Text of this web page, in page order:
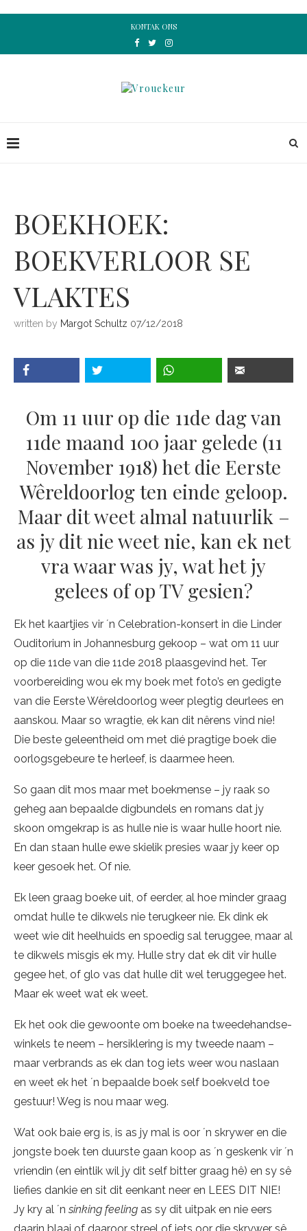
KONTAK ONS
BOEKHOEK:
BOEKVERLOOR SE
VLAKTES
written by Margot Schultz 07/12/2018
Om 11 uur op die 11de dag van
11de maand 100 jaar gelede (11
November 1918) het die Eerste
Wêreldoorlog ten einde geloop.
Maar dit weet almal natuurlik –
as jy dit nie weet nie, kan ek net
vra waar was jy, wat het jy
gelees of op TV gesien?
Ek het kaartjies vir ´n Celebration-konsert in die Linder
Ouditorium in Johannesburg gekoop – wat om 11 uur
op die 11de van die 11de 2018 plaasgevind het. Ter
voorbereiding wou ek my boek met foto’s en gedigte
van die Eerste Wêreldoorlog weer plegtig deurlees en
aanskou. Maar so wragtie, ek kan dit nêrens vind nie!
Die beste geleentheid om met dié pragtige boek die
oorlogsgebeure te herleef, is daarmee heen.
So gaan dit mos maar met boekmense – jy raak so
geheg aan bepaalde digbundels en romans dat jy
skoon omgekrap is as hulle nie is waar hulle hoort nie.
En dan staan hulle ewe skielik presies waar jy keer op
keer gesoek het. Of nie.
Ek leen graag boeke uit, of eerder, al hoe minder graag
omdat hulle te dikwels nie terugkeer nie. Ek dink ek
weet wie dit heelhuids en spoedig sal teruggee, maar al
te dikwels misgis ek my. Hulle stry dat ek dit vir hulle
gegee het, of glo vas dat hulle dit wel teruggegee het.
Maar ek weet wat ek weet.
Ek het ook die gewoonte om boeke na tweedehandse-
winkels te neem – hersiklering is my tweede naam –
maar verbrands as ek dan tog iets weer wou naslaan
en weet ek het ´n bepaalde boek self boekveld toe
gestuur! Weg is nou maar weg.
Wat ook baie erg is, is as jy mal is oor ´n skrywer en die
jongste boek ten duurste gaan koop as ´n geskenk vir ´n
vriendin (en eintlik wil jy dit self bitter graag hê) en sy sê
liefies dankie en sit dit eenkant neer en LEES DIT NIE!
Jy kry al ´n sinking feeling as sy dit uitpak en nie eers